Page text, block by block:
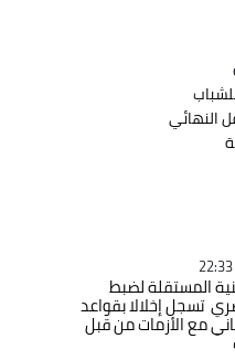
المستقلة لضبط
تسجل إخلالا بقواعد
مع الأزمات من قبل